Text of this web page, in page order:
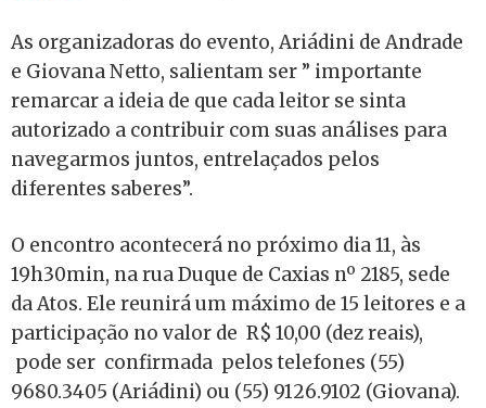
As organizadoras do evento, Ariádini de Andrade
e Giovana Netto, salientam ser ” importante
remarcar a ideia de que cada leitor se sinta
autorizado a contribuir com suas análises para
navegarmos juntos, entrelaçados pelos
diferentes saberes”.
O encontro acontecerá no próximo dia 11, às
19h30min, na rua Duque de Caxias nº 2185, sede
da Atos. Ele reunirá um máximo de 15 leitores e a
participação no valor de R$ 10,00 (dez reais),
pode ser confirmada pelos telefones (55)
9680.3405 (Ariádini) ou (55) 9126.9102 (Giovana).